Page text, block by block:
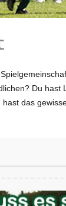
Du hast
das